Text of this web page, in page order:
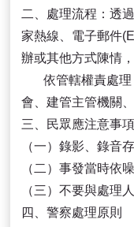
二、處理流程：透
家熱線、電子郵件
辦或其他方式陳情，
依管轄權責處理
會、建管主管機關
三、民眾應注意事項
（一）錄影、錄音存
（二）事發當時依
（三）不要與處理
四、警察處理原則